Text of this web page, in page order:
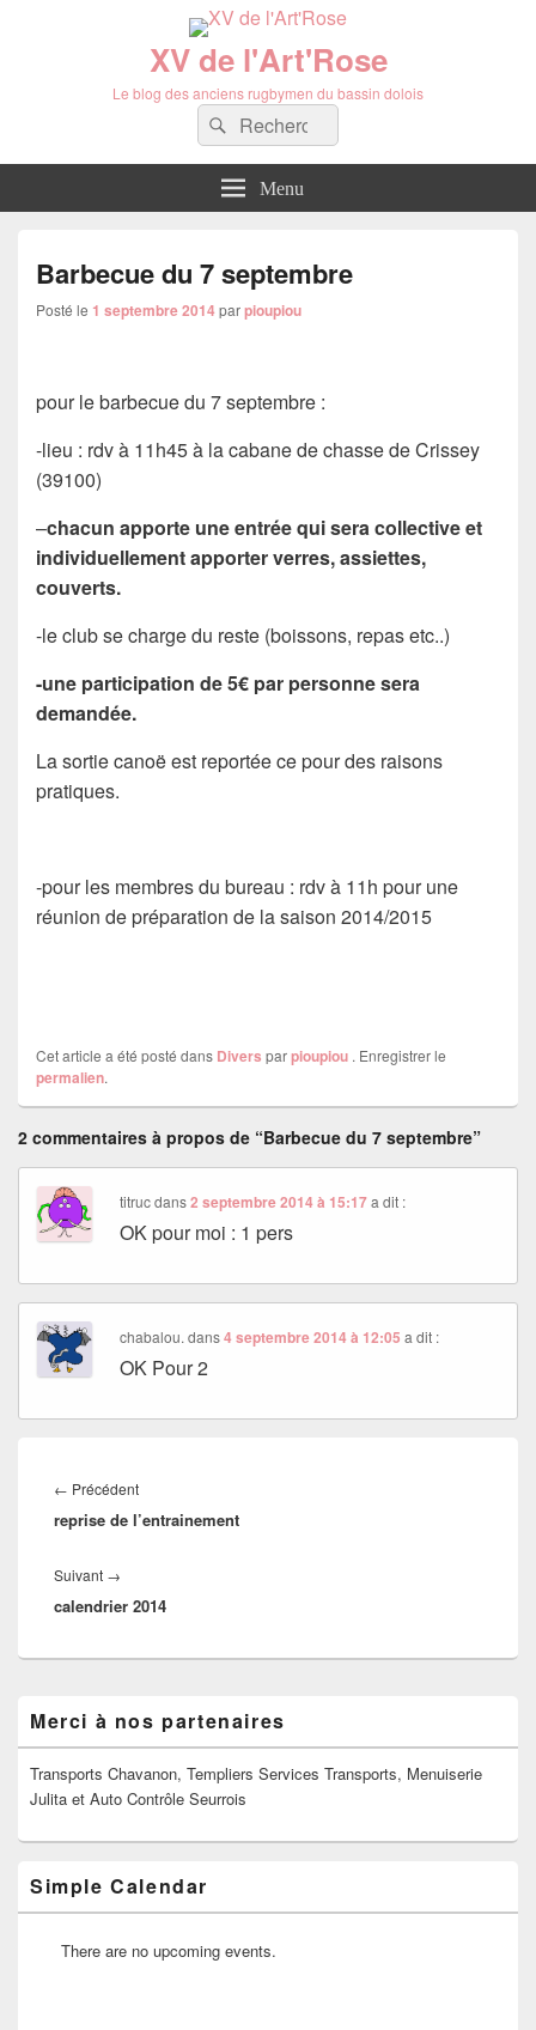
XV de l'Art'Rose
Le blog des anciens rugbymen du bassin dolois
Recherche :
Rechercher
Menu
Barbecue du 7 septembre
Posté le 1 septembre 2014parpioupiou
pour le barbecue du 7 septembre :
-lieu : rdv à 11h45 à la cabane de chasse de Crissey
(39100)
–chacun apporte une entrée qui sera collective et
individuellement apporter verres, assiettes,
couverts.
-le club se charge du reste (boissons, repas etc..)
-une participation de 5€ par personne sera
demandée.
La sortie canoë est reportée ce pour des raisons
pratiques.
-pour les membres du bureau : rdv à 11h pour une
réunion de préparation de la saison 2014/2015
Cet article a été posté dans Divers parpioupiou . Enregistrer le
permalien.
2 commentaires à propos de “Barbecue du 7 septembre”
titrucdans2 septembre 2014 à 15:17 a dit :
OK pour moi : 1 pers
chabalou. dans4 septembre 2014 à 12:05 a dit :
OK Pour 2
de
l’article
← PrécédentArticle
précédent :
reprise de l’entrainement
Suivant →
suivant :
calendrier 2014
principale
de
widget
pour
barre
Merci à nos partenaires
Transports Chavanon, Templiers Services Transports, Menuiserie
Julita et Auto Contrôle Seurrois
Simple Calendar
There are no upcoming events.